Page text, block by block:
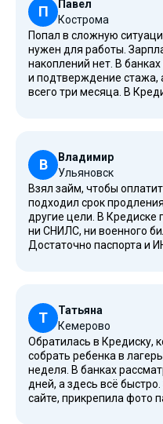
договоре прозрачно.
две недели — в личном
автоматически
что можно в любой
проверить статус
знакомым.
П
Павел
Кострома
Попал в сложную
нужен для работы.
накоплений нет. В
и подтверждение стажа,
всего три месяца. В
Важно, что компания
лицензию и соблюдает
законодательства. В
сумма, срок, процентная
комиссий. Погасил в
пострадала. Отличный
деньги здесь и сейчас
В
Владимир
Ульяновск
Взял займ, чтобы
подходил срок
другие цели. В Кредиске
ни СНИЛС, ни военного
Достаточно паспорта и
кабинете удобно
возврату. Когда через 2
возможность закрыть
пересчитала проценты
пользования займом.
существенная.
если возникнут
Т
Татьяна
Кемерово
Обратилась в Кредиску,
собрать ребенка в
неделя. В банках
дней, а здесь всё
сайте, прикрепила фото